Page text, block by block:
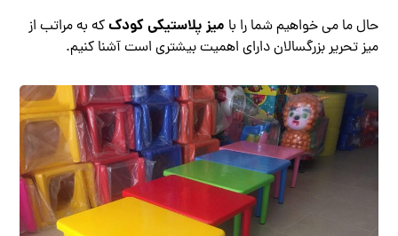
حال ما می خواهیم شما را با میز پلاستیکی کودککه به مراتب از
میز تحریر بزرگسالان دارای اهمیت بیشتری است آشنا کنیم.